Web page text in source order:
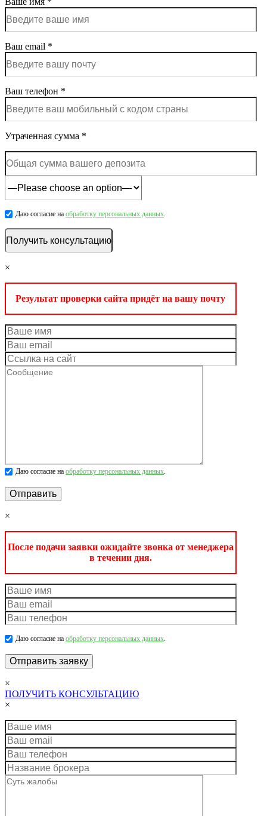
Ваш email *
Ваш телефон *
Утраченная сумма *
Даю согласие на обработку персональных данных.
×
Результат проверки сайта придёт на вашу почту
Даю согласие на обработку персональных данных.
×
После подачи заявки ожидайте звонка от менеджера
в течении дня.
Даю согласие на обработку персональных данных.
×
ПОЛУЧИТЬ КОНСУЛЬТАЦИЮ
×